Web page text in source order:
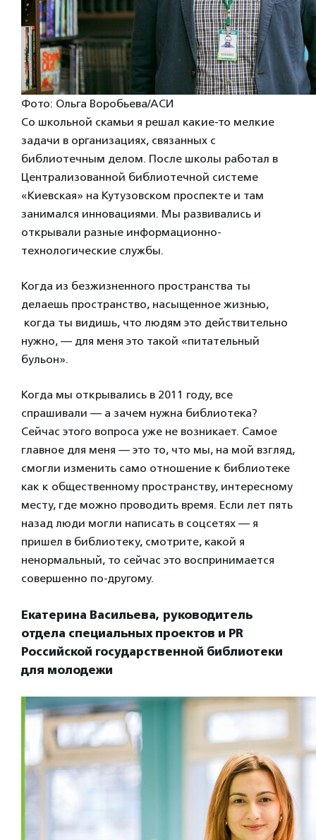
Фото: Ольга Воробьева/АСИ
Со школьной скамьи я решал какие-то мелкие
задачи в организациях, связанных с
библиотечным делом. После школы работал в
Централизованной библиотечной системе
«Киевская» на Кутузовском проспекте и там
занимался инновациями. Мы развивались и
открывали разные информационно-
технологические службы.
Когда из безжизненного пространства ты
делаешь пространство, насыщенное жизнью,
когда ты видишь, что людям это действительно
нужно, — для меня это такой «питательный
бульон».
Когда мы открывались в 2011 году, все
спрашивали — а зачем нужна библиотека?
Сейчас этого вопроса уже не возникает. Самое
главное для меня — это то, что мы, на мой взгляд,
смогли изменить само отношение к библиотеке
как к общественному пространству, интересному
месту, где можно проводить время. Если лет пять
назад люди могли написать в соцсетях — я
пришел в библиотеку, смотрите, какой я
ненормальный, то сейчас это воспринимается
совершенно по-другому.
Екатерина Васильева, руководитель
отдела специальных проектов и PR
Российской государственной библиотеки
для молодежи